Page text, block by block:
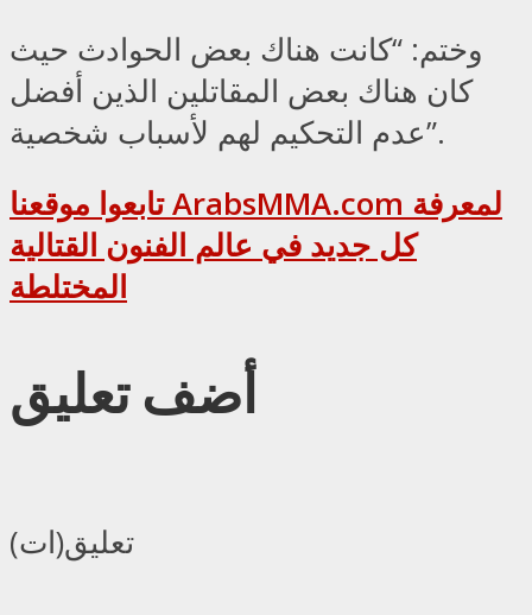
وختم: “كانت هناك بعض الحوادث حيث
كان هناك بعض المقاتلين الذين أفضل
عدم التحكيم لهم لأسباب شخصية”.
تابعوا موقعنا ArabsMMA.com لمعرفة
كل جديد في عالم الفنون القتالية
المختلطة
أضف تعليق
تعليق(ات)